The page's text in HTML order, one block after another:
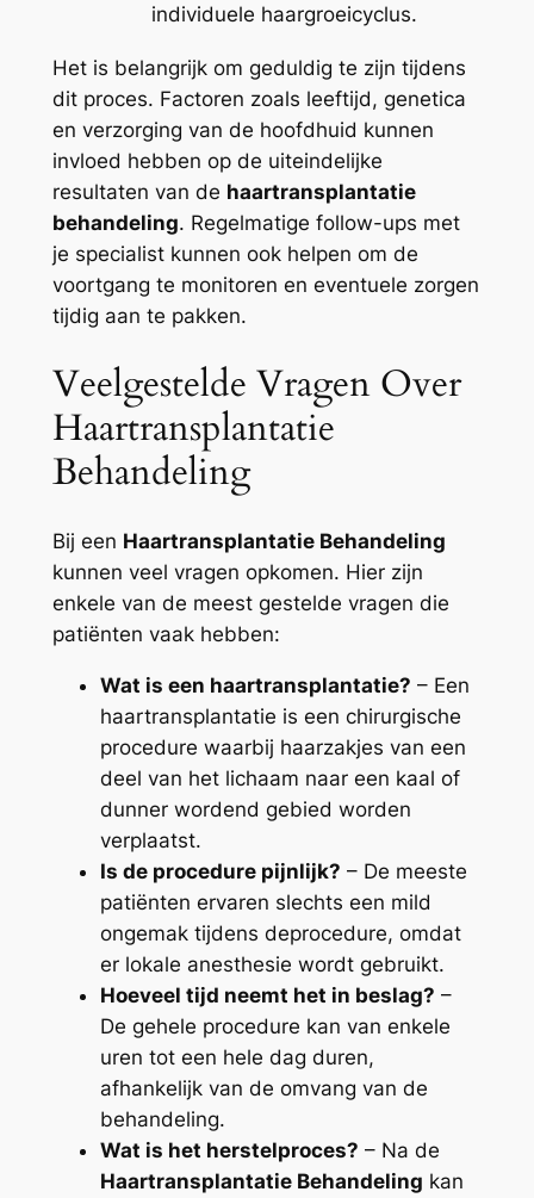
individuele haargroeicyclus.
Het is belangrijk om geduldig te zijn tijdens
dit proces. Factoren zoals leeftijd, genetica
en verzorging van de hoofdhuid kunnen
invloed hebben op de uiteindelijke
resultaten van de haartransplantatie
behandeling. Regelmatige follow-ups met
je specialist kunnen ook helpen om de
voortgang te monitoren en eventuele zorgen
tijdig aan te pakken.
Veelgestelde Vragen Over
Haartransplantatie
Behandeling
Bij een Haartransplantatie Behandeling
kunnen veel vragen opkomen. Hier zijn
enkele van de meest gestelde vragen die
patiënten vaak hebben:
Wat is een haartransplantatie? – Een
haartransplantatie is een chirurgische
procedure waarbij haarzakjes van een
deel van het lichaam naar een kaal of
dunner wordend gebied worden
verplaatst.
Is de procedure pijnlijk? – De meeste
patiënten ervaren slechts een mild
ongemak tijdens deprocedure, omdat
er lokale anesthesie wordt gebruikt.
Hoeveel tijd neemt het in beslag? –
De gehele procedure kan van enkele
uren tot een hele dag duren,
afhankelijk van de omvang van de
behandeling.
Wat is het herstelproces? – Na de
Haartransplantatie Behandeling kan